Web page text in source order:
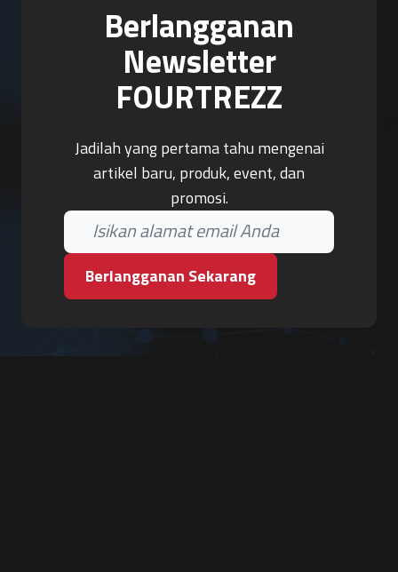
Berlangganan
Newsletter
FOURTREZZ
Jadilah yang pertama tahu mengenai
artikel baru, produk, event, dan
promosi.
Berlangganan Sekarang